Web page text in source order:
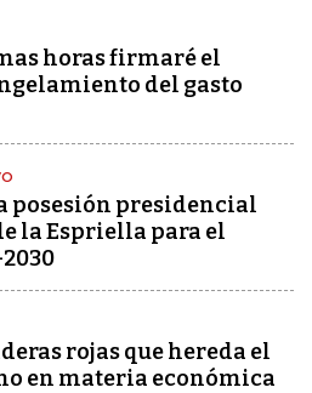
horas firmaré el
del gasto
posesión presidencial
la Espriella para el
rojas que hereda el
en materia económica